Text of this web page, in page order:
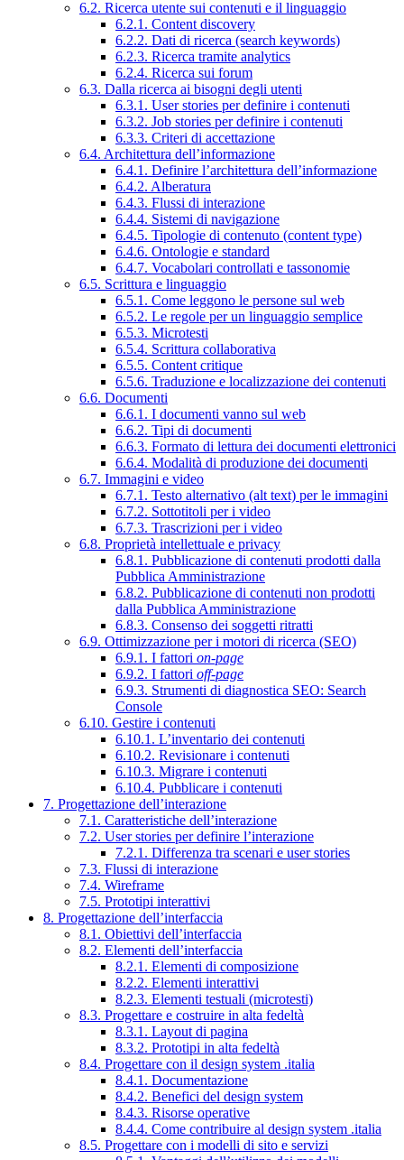
6.2. Ricerca utente sui contenuti e il linguaggio
6.2.1. Content discovery
6.2.2. Dati di ricerca (search keywords)
6.2.3. Ricerca tramite analytics
6.2.4. Ricerca sui forum
6.3. Dalla ricerca ai bisogni degli utenti
6.3.1. User stories per definire i contenuti
6.3.2. Job stories per definire i contenuti
6.3.3. Criteri di accettazione
6.4. Architettura dell’informazione
6.4.1. Definire l’architettura dell’informazione
6.4.2. Alberatura
6.4.3. Flussi di interazione
6.4.4. Sistemi di navigazione
6.4.5. Tipologie di contenuto (content type)
6.4.6. Ontologie e standard
6.4.7. Vocabolari controllati e tassonomie
6.5. Scrittura e linguaggio
6.5.1. Come leggono le persone sul web
6.5.2. Le regole per un linguaggio semplice
6.5.3. Microtesti
6.5.4. Scrittura collaborativa
6.5.5. Content critique
6.5.6. Traduzione e localizzazione dei contenuti
6.6. Documenti
6.6.1. I documenti vanno sul web
6.6.2. Tipi di documenti
6.6.3. Formato di lettura dei documenti elettronici
6.6.4. Modalità di produzione dei documenti
6.7. Immagini e video
6.7.1. Testo alternativo (alt text) per le immagini
6.7.2. Sottotitoli per i video
6.7.3. Trascrizioni per i video
6.8. Proprietà intellettuale e privacy
6.8.1. Pubblicazione di contenuti prodotti dalla
Pubblica Amministrazione
6.8.2. Pubblicazione di contenuti non prodotti
dalla Pubblica Amministrazione
6.8.3. Consenso dei soggetti ritratti
6.9. Ottimizzazione per i motori di ricerca (SEO)
6.9.1. I fattori on-page
6.9.2. I fattori off-page
6.9.3. Strumenti di diagnostica SEO: Search
Console
6.10. Gestire i contenuti
6.10.1. L’inventario dei contenuti
6.10.2. Revisionare i contenuti
6.10.3. Migrare i contenuti
6.10.4. Pubblicare i contenuti
7. Progettazione dell’interazione
7.1. Caratteristiche dell’interazione
7.2. User stories per definire l’interazione
7.2.1. Differenza tra scenari e user stories
7.3. Flussi di interazione
7.4. Wireframe
7.5. Prototipi interattivi
8. Progettazione dell’interfaccia
8.1. Obiettivi dell’interfaccia
8.2. Elementi dell’interfaccia
8.2.1. Elementi di composizione
8.2.2. Elementi interattivi
8.2.3. Elementi testuali (microtesti)
8.3. Progettare e costruire in alta fedeltà
8.3.1. Layout di pagina
8.3.2. Prototipi in alta fedeltà
8.4. Progettare con il design system .italia
8.4.1. Documentazione
8.4.2. Benefici del design system
8.4.3. Risorse operative
8.4.4. Come contribuire al design system .italia
8.5. Progettare con i modelli di sito e servizi